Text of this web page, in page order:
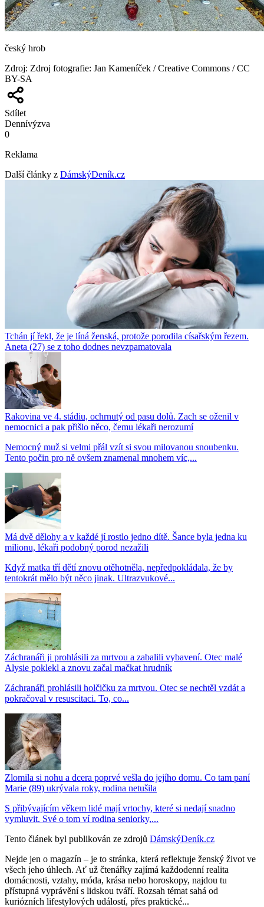
český hrob
Zdroj: Zdroj fotografie: Jan Kameníček / Creative Commons / CC
BY-SA
Sdílet
Dennívýzva
0
Reklama
Další články z DámskýDeník.cz
Tchán jí řekl, že je líná ženská, protože porodila císařským řezem.
Aneta (27) se z toho dodnes nevzpamatovala
Rakovina ve 4. stádiu, ochrnutý od pasu dolů. Zach se oženil v
nemocnici a pak přišlo něco, čemu lékaři nerozumí
Nemocný muž si velmi přál vzít si svou milovanou snoubenku.
Tento počin pro ně ovšem znamenal mnohem víc,...
Má dvě dělohy a v každé jí rostlo jedno dítě. Šance byla jedna ku
milionu, lékaři podobný porod nezažili
Když matka tří dětí znovu otěhotněla, nepředpokládala, že by
tentokrát mělo být něco jinak. Ultrazvukové...
Záchranáři ji prohlásili za mrtvou a zabalili vybavení. Otec malé
Alysie poklekl a znovu začal mačkat hrudník
Záchranáři prohlásili holčičku za mrtvou. Otec se nechtěl vzdát a
pokračoval v resuscitaci. To, co...
Zlomila si nohu a dcera poprvé vešla do jejího domu. Co tam paní
Marie (89) ukrývala roky, rodina netušila
S přibývajícím věkem lidé mají vrtochy, které si nedají snadno
vymluvit. Své o tom ví rodina seniorky,...
Tento článek byl publikován ze zdrojů DámskýDeník.cz
Nejde jen o magazín – je to stránka, která reflektuje ženský život ve
všech jeho úhlech. Ať už čtenářky zajímá každodenní realita
domácnosti, vztahy, móda, krása nebo horoskopy, najdou tu
přístupná vyprávění s lidskou tváří. Rozsah témat sahá od
kuriózních lifestylových událostí, přes praktické...